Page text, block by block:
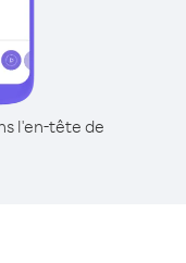
l'en-tête de